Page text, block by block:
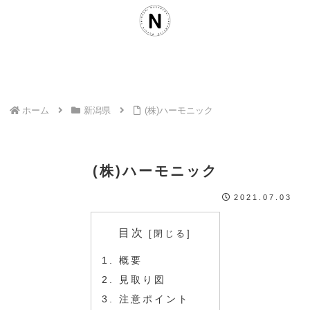
ホーム 新潟県 (株)ハーモニック
(株)ハーモニック
2021.07.03
目次
概要
見取り図
注意ポイント